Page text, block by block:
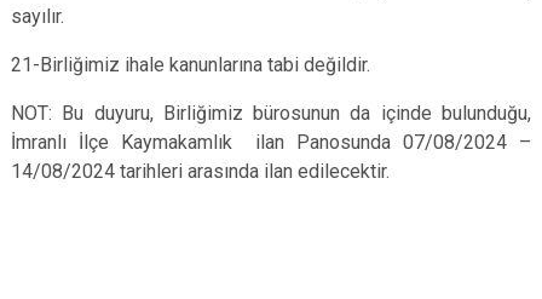
sayılır.
21-Birliğimiz ihale kanunlarına tabi değildir.
NOT: Bu duyuru, Birliğimiz bürosunun da içinde bulunduğu,
İmranlı İlçe Kaymakamlık ilan Panosunda 07/08/2024 –
14/08/2024 tarihleri arasında ilan edilecektir.